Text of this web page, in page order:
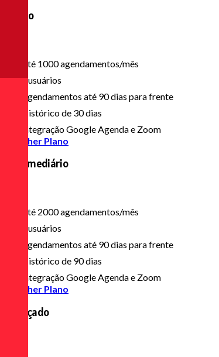
Básico
Até 1000 agendamentos/mês
2 usuários
Agendamentos até 90 dias para frente
Histórico de 30 dias
Integração Google Agenda e Zoom
Escolher Plano
Intermediário
Até 2000 agendamentos/mês
7 usuários
Agendamentos até 90 dias para frente
Histórico de 90 dias
Integração Google Agenda e Zoom
Escolher Plano
Avançado